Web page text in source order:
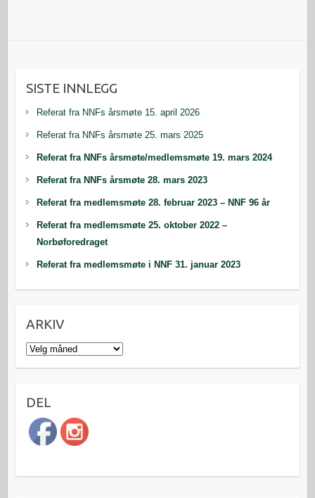
SISTE INNLEGG
Referat fra NNFs årsmøte 15. april 2026
Referat fra NNFs årsmøte 25. mars 2025
Referat fra NNFs årsmøte/medlemsmøte 19. mars 2024
Referat fra NNFs årsmøte 28. mars 2023
Referat fra medlemsmøte 28. februar 2023 – NNF 96 år
Referat fra medlemsmøte 25. oktober 2022 –
Norbøforedraget
Referat fra medlemsmøte i NNF 31. januar 2023
ARKIV
Arkiv
DEL